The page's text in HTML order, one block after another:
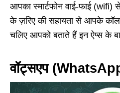
आपका स्मार्टफोन वाई-फाई (wifi)
के ज़रिए की सहायता से आपके
चलिए आपको बताते हैं इन ऐप्स के
वॉट्सएप